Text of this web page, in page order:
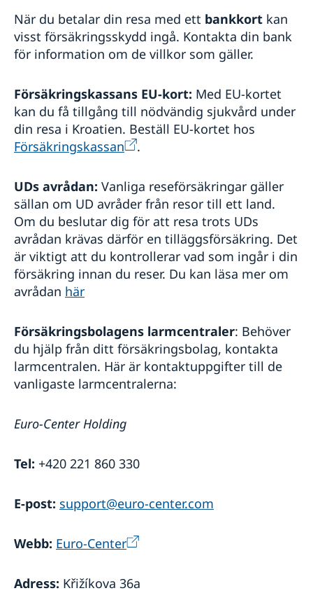
När du betalar din resa med ett bankkort kan
visst försäkringsskydd ingå. Kontakta din bank
för information om de villkor som gäller.
Försäkringskassans EU-kort: Med EU-kortet
kan du få tillgång till nödvändig sjukvård under
din resa i Kroatien. Beställ EU-kortet hos
Försäkringskassan
.
UDs avrådan: Vanliga reseförsäkringar gäller
sällan om UD avråder från resor till ett land.
Om du beslutar dig för att resa trots UDs
avrådan krävas därför en tilläggsförsäkring. Det
är viktigt att du kontrollerar vad som ingår i din
försäkring innan du reser. Du kan läsa mer om
avrådan här
Försäkringsbolagens larmcentraler: Behöver
du hjälp från ditt försäkringsbolag, kontakta
larmcentralen. Här är kontaktuppgifter till de
vanligaste larmcentralerna:
Euro-Center Holding
Tel: +420 221 860 330
E-post: support@euro-center.com
Webb: Euro-Center
Adress: Křižíkova 36a